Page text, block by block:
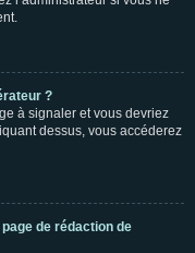
?
à signaler et vous devriez
dessus, vous accéderez
de rédaction de